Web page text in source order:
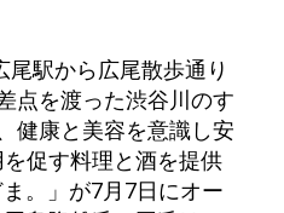
駅から広尾散歩通り
点を渡った渋谷川のす
健康と美容を意識し安
促す料理と酒を提供
。」が7月7日にオー